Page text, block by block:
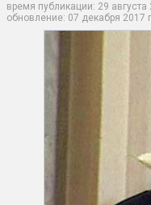
время публикации: 29
обновление: 07 декабря 2017